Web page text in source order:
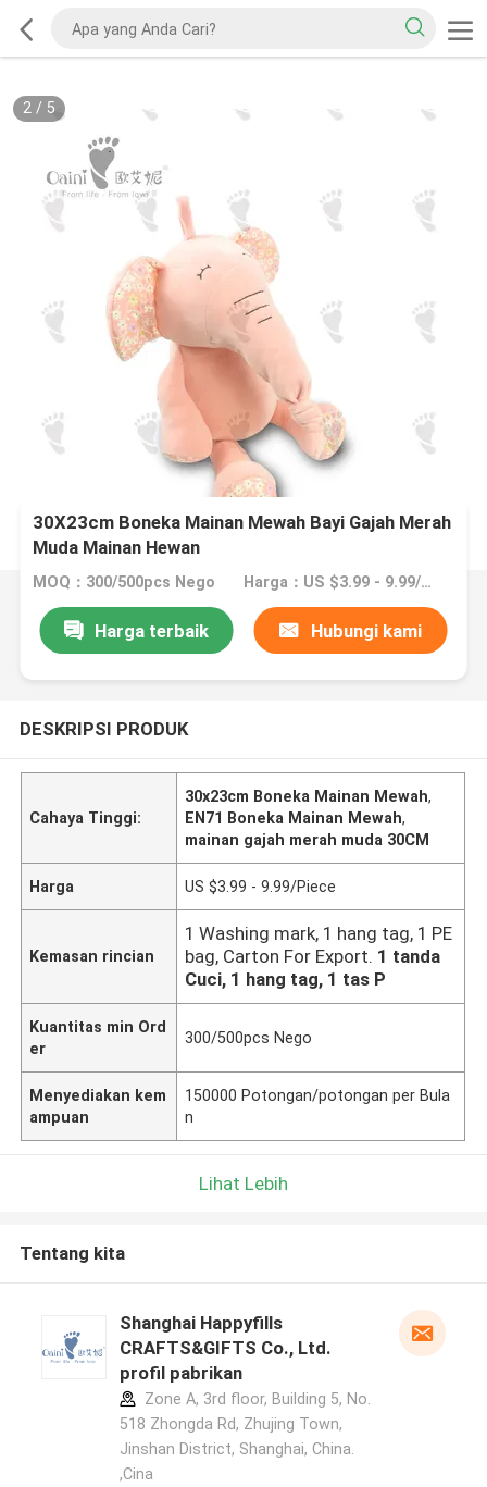
2/ 5
30X23cm Boneka Mainan Mewah Bayi Gajah Merah
Muda Mainan Hewan
MOQ：300/500pcs Nego Harga：US $3.99 - 9.99/Piece
Harga terbaik Hubungi kami
DESKRIPSI PRODUK
Cahaya Tinggi:
30x23cm Boneka Mainan Mewah,
EN71 Boneka Mainan Mewah,
mainan gajah merah muda 30CM
Harga US $3.99 - 9.99/Piece
Kemasan rincian
1 Washing mark, 1 hang tag, 1 PE
bag, Carton For Export. 1 tanda
Cuci, 1 hang tag, 1 tas P
Kuantitas min Ord
er
300/500pcs Nego
Menyediakan kem
ampuan
150000 Potongan/potongan per Bula
n
Lihat Lebih
Tentang kita
Shanghai Happyfills
CRAFTS&GIFTS Co., Ltd.
profil pabrikan
Zone A, 3rd floor, Building 5, No.
518 Zhongda Rd, Zhujing Town,
Jinshan District, Shanghai, China.
,Cina